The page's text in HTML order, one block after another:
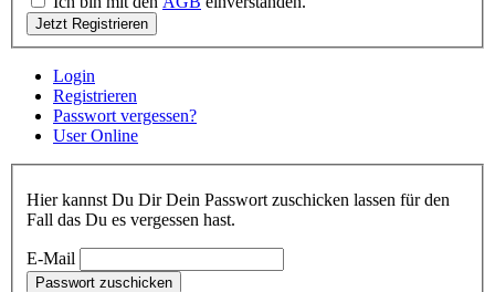
Jetzt Registrieren
Login
Registrieren
Passwort vergessen?
User Online
Hier kannst Du Dir Dein Passwort zuschicken lassen für den
Fall das Du es vergessen hast.
E-Mail
Passwort zuschicken